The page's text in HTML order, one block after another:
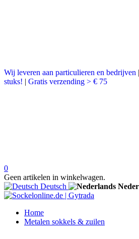
Wij leveren aan particulieren en bedrijven |
stuks! | Gratis verzending > € 75
0
Geen artikelen in winkelwagen.
Deutsch
Home
Metalen sokkels & zuilen